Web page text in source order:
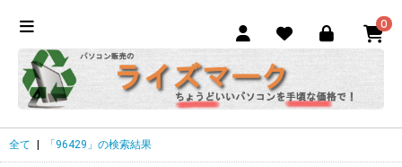
0
全て 「96429」の検索結果